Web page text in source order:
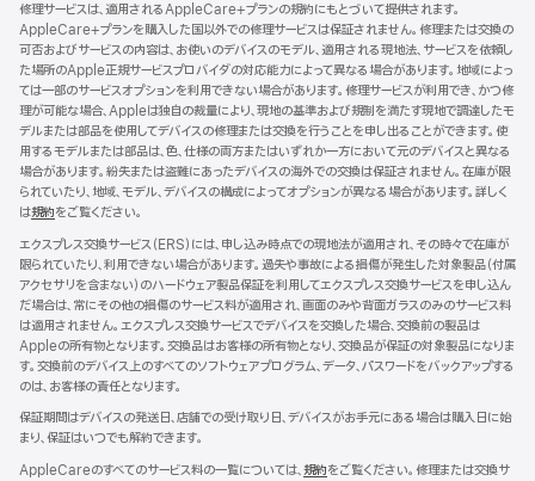
ン
ド
ウ
で
開
き
ま
す）
修理サービスは、適用されるAppleCare+プランの規約にもとづいて提供されます。
AppleCare+プランを購入した国以外での修理サービスは保証されません。修理または交換の
可否およびサービスの内容は、お使いのデバイスのモデル、適用される現地法、サービスを依頼し
た場所のApple正規サービスプロバイダの対応能力によって異なる場合があります。地域によっ
ては一部のサービスオプションを利用できない場合があります。修理サービスが利用でき、かつ修
理が可能な場合、Appleは独自の裁量により、現地の基準および規制を満たす現地で調達したモ
デルまたは部品を使用してデバイスの修理または交換を行うことを申し出ることができます。使
用するモデルまたは部品は、色、仕様の両方またはいずれか一方において元のデバイスと異なる
場合があります。紛失または盗難にあったデバイスの海外での交換は保証されません。在庫が限
られていたり、地域、モデル、デバイスの構成によってオプションが異なる場合があります。詳しく
は規約（新
ウ
イ
ン
ド
ウ
で
開
き
ま
す）
をご覧ください。
エクスプレス交換サービス（ERS）には、申し込み時点での現地法が適用され、その時々で在庫が
限られていたり、利用できない場合があります。過失や事故による損傷が発生した対象製品（付属
アクセサリを含まない）のハードウェア製品保証を利用してエクスプレス交換サービスを申し込ん
だ場合は、常にその他の損傷のサービス料が適用され、画面のみや背面ガラスのみのサービス料
は適用されません。エクスプレス交換サービスでデバイスを交換した場合、交換前の製品は
Appleの所有物となります。交換品はお客様の所有物となり、交換品が保証の対象製品になりま
す。交換前のデバイス上のすべてのソフトウェアプログラム、データ、パスワードをバックアップする
のは、お客様の責任となります。
保証期間はデバイスの発送日、店舗での受け取り日、デバイスがお手元にある場合は購入日に始
まり、保証はいつでも解約できます。
AppleCareのすべてのサービス料の一覧については、規約（新
をご覧ください。修理または交換サ